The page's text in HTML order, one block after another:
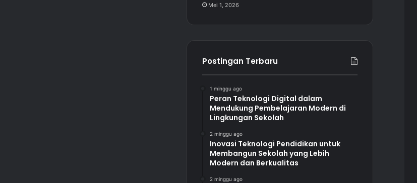
Mei 1, 2026
Postingan Terbaru
1 minggu ago
Peran Teknologi Digital dalam
Mendukung Pembelajaran Modern di
Lingkungan Sekolah
2 minggu ago
Inovasi Teknologi Pendidikan untuk
Membangun Sekolah yang Lebih
Modern dan Berkualitas
2 minggu ago